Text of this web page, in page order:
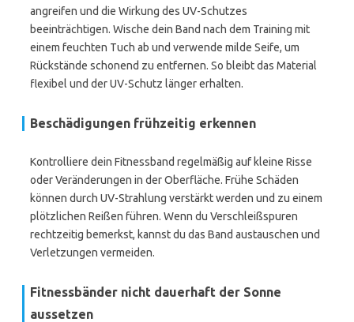
angreifen und die Wirkung des UV-Schutzes
beeinträchtigen. Wische dein Band nach dem Training mit
einem feuchten Tuch ab und verwende milde Seife, um
Rückstände schonend zu entfernen. So bleibt das Material
flexibel und der UV-Schutz länger erhalten.
Beschädigungen frühzeitig erkennen
Kontrolliere dein Fitnessband regelmäßig auf kleine Risse
oder Veränderungen in der Oberfläche. Frühe Schäden
können durch UV-Strahlung verstärkt werden und zu einem
plötzlichen Reißen führen. Wenn du Verschleißspuren
rechtzeitig bemerkst, kannst du das Band austauschen und
Verletzungen vermeiden.
Fitnessbänder nicht dauerhaft der Sonne
aussetzen